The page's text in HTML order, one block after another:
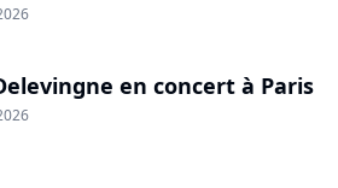
en concert à Paris